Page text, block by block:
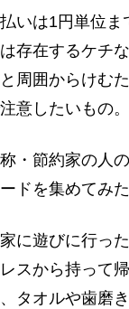
払いは1円単位
存在するケチ
と周囲からけむ
意したいもの。
・節約家の人
ドを集めてみた
家に遊びに行っ
スから持って
タオルや歯磨